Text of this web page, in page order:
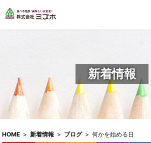
新着情報
HOME > 新着情報 > ブログ> 何かを始める日